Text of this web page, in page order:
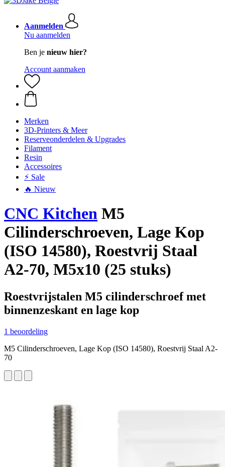
Aanmelden
Nu aanmelden
Ben je nieuw hier?
Account aanmaken
Merken
3D-Printers & Meer
Reserveonderdelen & Upgrades
Filament
Resin
Accessoires
⚡ Sale
🔥 Nieuw
CNC Kitchen M5
Cilinderschroeven, Lage Kop
(ISO 14580), Roestvrij Staal
A2-70, M5x10 (25 stuks)
Roestvrijstalen M5 cilinderschroef met
binnenzeskant en lage kop
1 beoordeling
M5 Cilinderschroeven, Lage Kop (ISO 14580), Roestvrij Staal A2-
70